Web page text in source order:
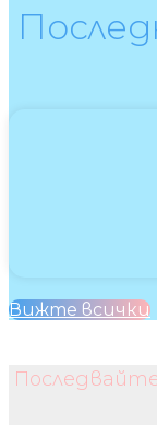
Вижте всички